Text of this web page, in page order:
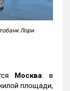
Лори
Москва: в
площади,